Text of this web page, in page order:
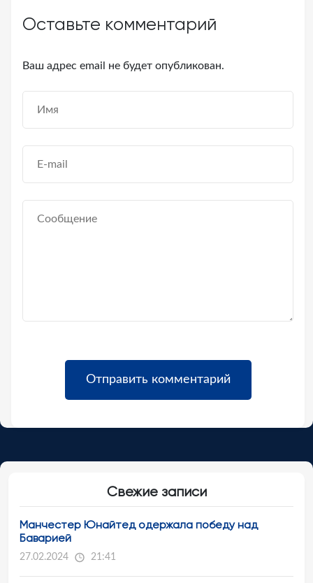
Оставьте комментарий
Ваш адрес email не будет опубликован.
Свежие записи
Манчестер Юнайтед одержала победу над
Баварией
27.02.2024 21:41